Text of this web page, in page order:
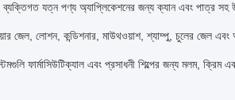
যত্ন পণ্য অ্যাপ্লিকেশনের জন্য ক্যান এবং পাত্র সহ উচ্চ
জেল, লোশন, কন্ডিশনার, মাউথওয়াশ, শ্যাম্পু, চুলের জেল
ফার্মাসিউটিক্যাল এবং প্রসাধনী শিল্পের জন্য মলম,